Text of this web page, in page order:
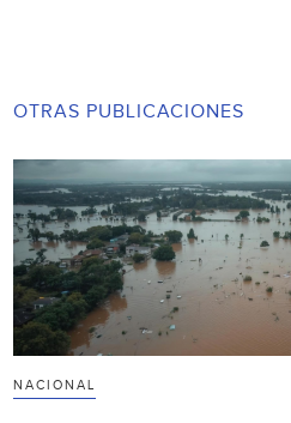
OTRAS PUBLICACIONES
NACIONAL